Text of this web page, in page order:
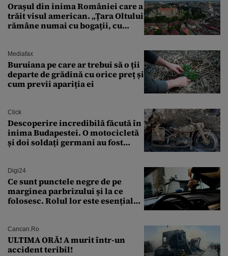
Orașul din inima României care a
trăit visul american. „Țara Oltului
rămâne numai cu bogații, cu
Mediafax
Buruiana pe care ar trebui să o ții
departe de grădină cu orice preț și
cum previi apariția ei
Click
Descoperire incredibilă făcută în
inima Budapestei. O motocicletă
și doi soldați germani au fost
Digi24
Ce sunt punctele negre de pe
marginea parbrizului și la ce
folosesc. Rolul lor este esențial
Cancan.ro
ULTIMA ORĂ! A murit într-un
accident teribil!